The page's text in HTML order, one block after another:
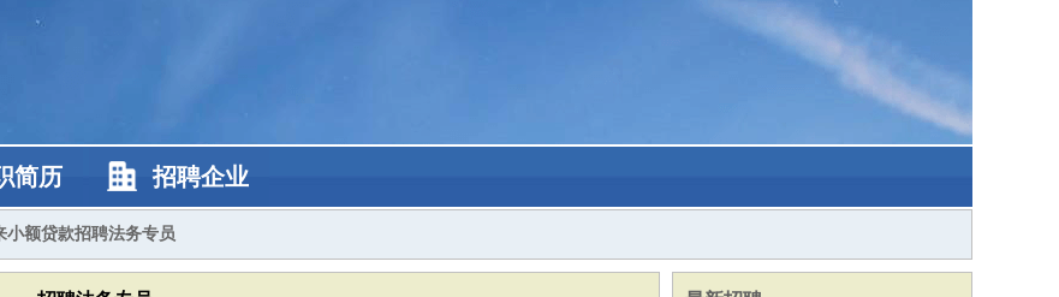
简历 招聘企业
小额贷款招聘法务专员